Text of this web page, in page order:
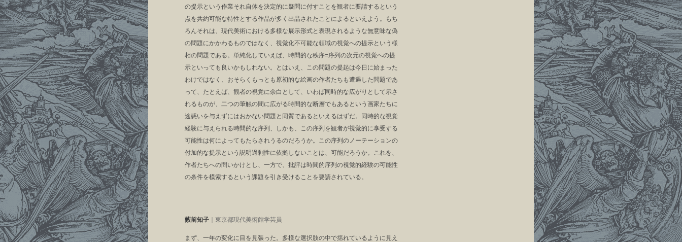
の提示という作業それ自体を決定的に疑問に付すことを観者に要請するという
点を共約可能な特性とする作品が多く出品されたことによるといえよう。もち
ろんそれは、現代美術における多様な展示形式と表現されるような無意味な偽
の問題にかかわるものではなく、視覚化不可能な領域の視覚への提示という様
相の問題である。単純化していえば、時間的な秩序=序列の次元の視覚への提
示といっても良いかもしれない。とはいえ、この問題の提起は今日に始まった
わけではなく、おそらくもっとも原初的な絵画の作者たちも遭遇した問題であ
って、たとえば、観者の視覚に余白として、いわば同時的な広がりとして示さ
れるものが、二つの筆触の間に広がる時間的な断層でもあるという画家たちに
途惑いを与えずにはおかない問題と同質であるといえるはずだ。同時的な視覚
経験に与えられる時間的な序列、しかも、この序列を観者が視覚的に享受する
可能性は何によってもたらされうるのだろうか。この序列のノーテーションの
付加的な提示という説明過剰性に依拠しないことは、可能だろうか。これを、
作者たちへの問いかけとし、一方で、批評は時間的序列の視覚的経験の可能性
の条件を模索するという課題を引き受けることを要請されている。
藪前知子 ｜東京都現代美術館学芸員
まず、一年の変化に目を見張った。多様な選択肢の中で揺れているように見え